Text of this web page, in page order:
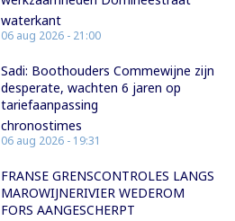
waterkant
06 aug 2026 - 21:00
Sadi: Boothouders Commewijne zijn
desperate, wachten 6 jaren op
tariefaanpassing
chronostimes
06 aug 2026 - 19:31
FRANSE GRENSCONTROLES LANGS
MAROWIJNERIVIER WEDEROM
FORS AANGESCHERPT